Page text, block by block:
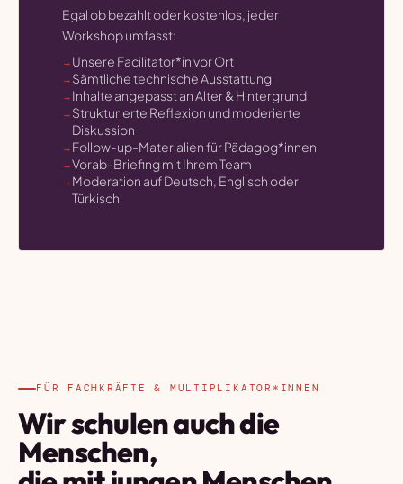
Egal ob bezahlt oder kostenlos, jeder
Workshop umfasst:
Unsere Facilitator*in vor Ort
Sämtliche technische Ausstattung
Inhalte angepasst an Alter & Hintergrund
Strukturierte Reflexion und moderierte
Diskussion
Follow-up-Materialien für Pädagog*innen
Vorab-Briefing mit Ihrem Team
Moderation auf Deutsch, Englisch oder
Türkisch
FÜR FACHKRÄFTE & MULTIPLIKATOR*INNEN
Wir schulen auch die
Menschen,